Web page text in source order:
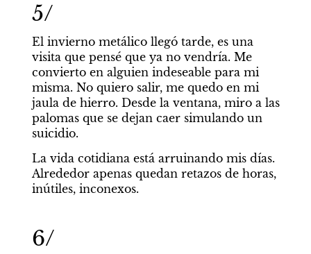
5/
El invierno metálico llegó tarde, es una
visita que pensé que ya no vendría. Me
convierto en alguien indeseable para mi
misma. No quiero salir, me quedo en mi
jaula de hierro. Desde la ventana, miro a las
palomas que se dejan caer simulando un
suicidio.
La vida cotidiana está arruinando mis días.
Alrededor apenas quedan retazos de horas,
inútiles, inconexos.
6/